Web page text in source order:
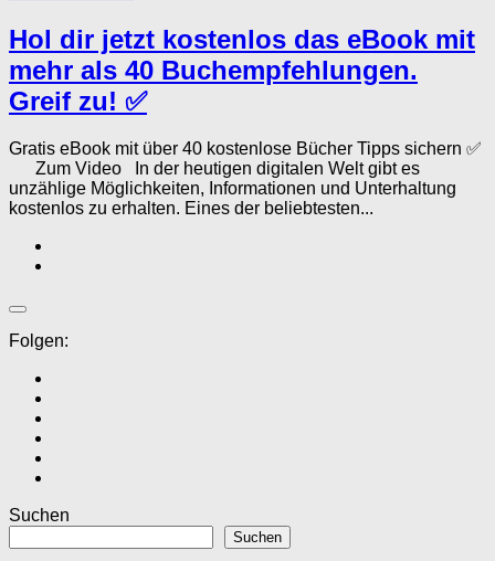
Hol dir jetzt kostenlos das eBook mit
mehr als 40 Buchempfehlungen.
Greif zu! ✅
Gratis eBook mit über 40 kostenlose Bücher Tipps sichern ✅
Zum Video In der heutigen digitalen Welt gibt es
unzählige Möglichkeiten, Informationen und Unterhaltung
kostenlos zu erhalten. Eines der beliebtesten...
Folgen:
Suchen
Suchen